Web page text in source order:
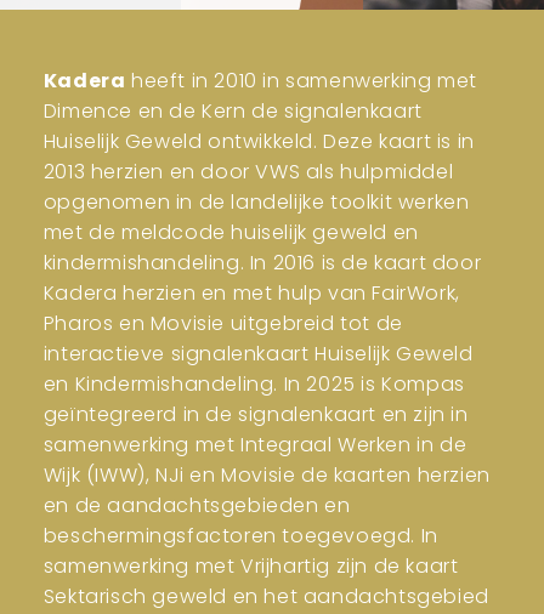
Kadera heeft in 2010 in samenwerking met
Dimence en de Kern de signalenkaart
Huiselijk Geweld ontwikkeld. Deze kaart is in
2013 herzien en door VWS als hulpmiddel
opgenomen in de landelijke toolkit werken
met de meldcode huiselijk geweld en
kindermishandeling. In 2016 is de kaart door
Kadera herzien en met hulp van FairWork,
Pharos en Movisie uitgebreid tot de
interactieve signalenkaart Huiselijk Geweld
en Kindermishandeling. In 2025 is Kompas
geïntegreerd in de signalenkaart en zijn in
samenwerking met Integraal Werken in de
Wijk (IWW), NJi en Movisie de kaarten herzien
en de aandachtsgebieden en
beschermingsfactoren toegevoegd. In
samenwerking met Vrijhartig zijn de kaart
Sektarisch geweld en het aandachtsgebied